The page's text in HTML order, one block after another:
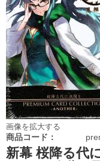
画像を拡大する
商品コード：
新幕 桜降る代